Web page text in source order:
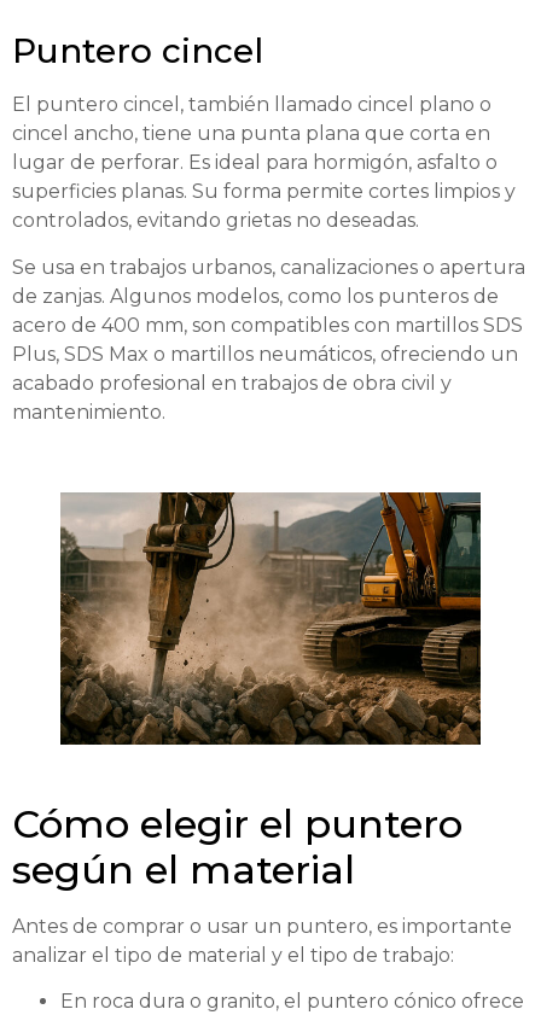
Puntero cincel
El puntero cincel, también llamado cincel plano o
cincel ancho, tiene una punta plana que corta en
lugar de perforar. Es ideal para hormigón, asfalto o
superficies planas. Su forma permite cortes limpios y
controlados, evitando grietas no deseadas.
Se usa en trabajos urbanos, canalizaciones o apertura
de zanjas. Algunos modelos, como los punteros de
acero de 400 mm, son compatibles con martillos SDS
Plus, SDS Max o martillos neumáticos, ofreciendo un
acabado profesional en trabajos de obra civil y
mantenimiento.
Cómo elegir el puntero
según el material
Antes de comprar o usar un puntero, es importante
analizar el tipo de material y el tipo de trabajo:
En roca dura o granito, el puntero cónico ofrece